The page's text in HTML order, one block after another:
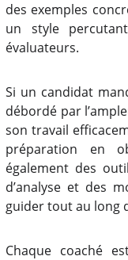
des exemples
un style
évaluateurs.
Si un candidat
débordé par
son travail
préparation en
également des
d’analyse et des
guider tout au long
Chaque coaché